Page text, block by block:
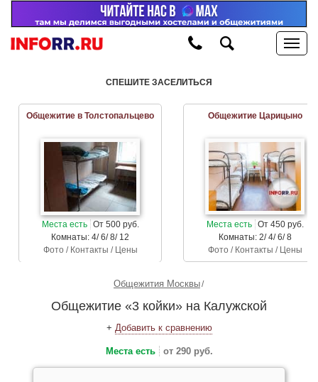
СПЕШИТЕ ЗАСЕЛИТЬСЯ
Общежитие в Толстопальцево
Места есть От 500 руб.
Комнаты: 4/ 6/ 8/ 12
Фото / Контакты / Цены
Общежитие Царицыно
Места есть От 450 руб.
Комнаты: 2/ 4/ 6/ 8
Фото / Контакты / Цены
Общежития Москвы
Общежитие «3 койки» на Калужской
+ Добавить к сравнению
Места есть от 290 руб.